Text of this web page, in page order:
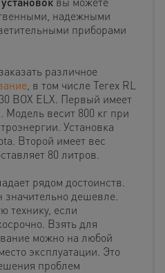
надежными
приборами
различное
, в том числе Terex RL
BOX ELX. Первый имеет
Модель весит 800 кг при
Установка
Второй имеет вес
80 литров.
рядом достоинств.
значительно дешевле.
технику, если
Взять для
можно на любой
эксплуатации. Это
проблем